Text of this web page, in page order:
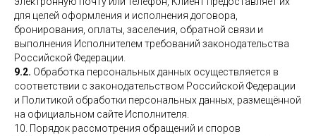
для целей оформления и исполнения договора,
бронирования, оплаты, заселения, обратной связи и
выполнения Исполнителем требований законодательства
Российской Федерации.
9.2. Обработка персональных данных осуществляется в
соответствии с законодательством Российской Федерации
и Политикой обработки персональных данных, размещённой
на официальном сайте Исполнителя.
10. Порядок рассмотрения обращений и споров